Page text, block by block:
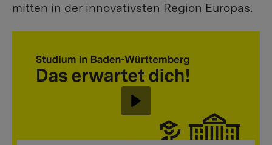
mitten in der innovativsten Region Europas.
Abspielen